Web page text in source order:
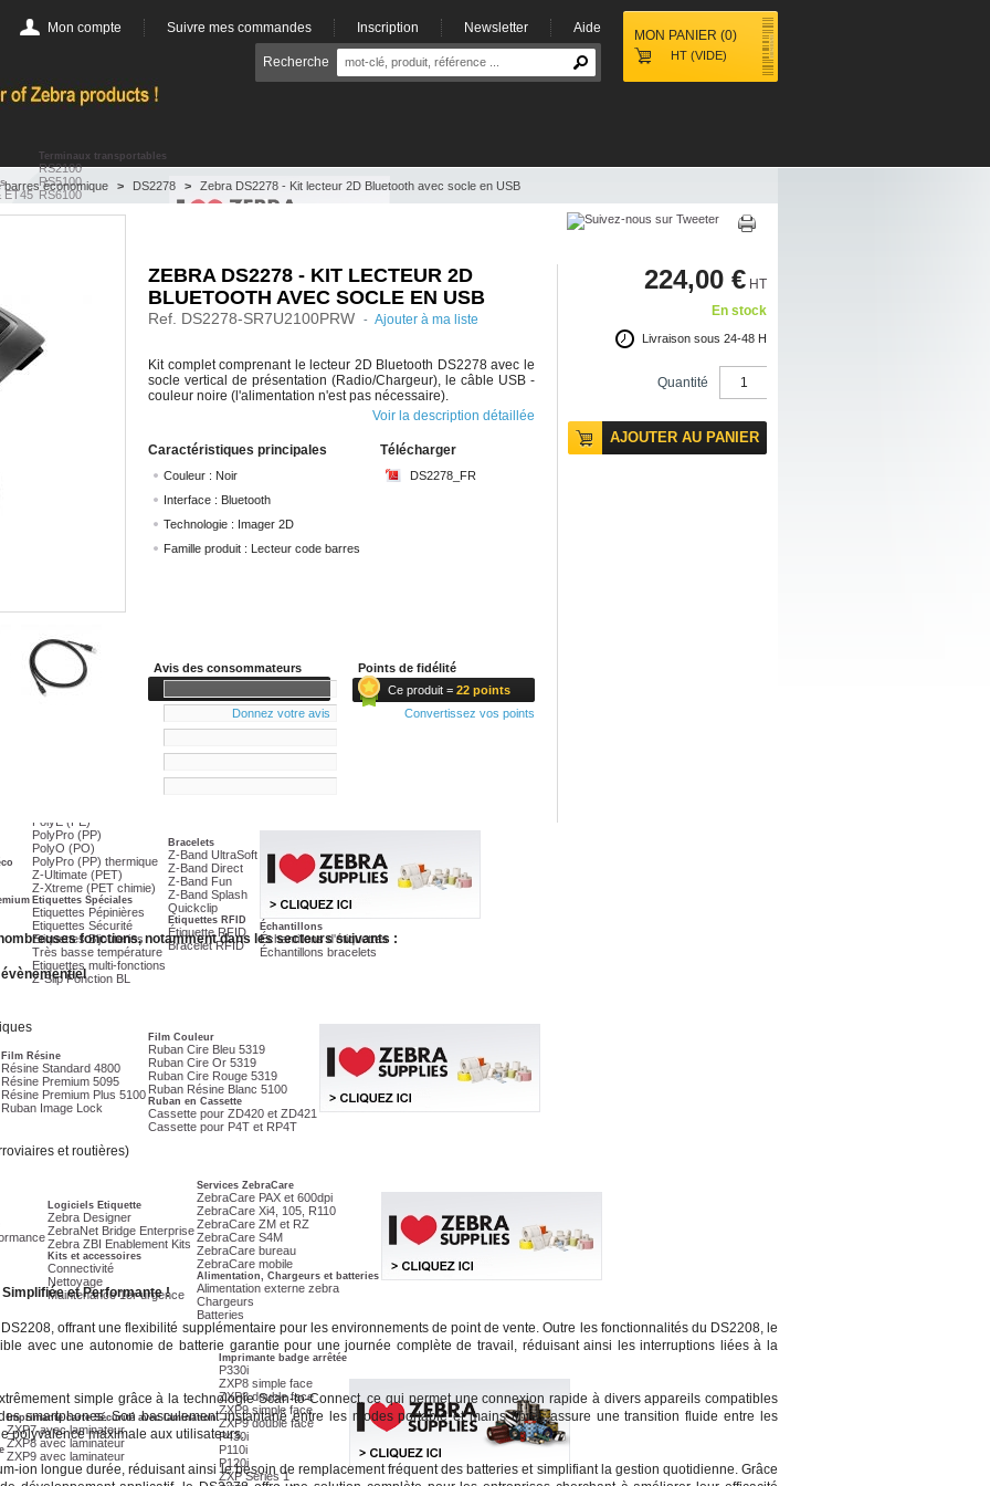
MON PANIER (0)
HT (VIDE)
Mon compte Suivre mes commandes Inscription Newsletter Aide
Recherche
ET45
ET65
Terminaux transportables
RS2100
RS5100
RS6100
WS50
Lecteur code barres industriel
Lecteur code barres point de vente
DS7708
DS4308-HC
Lecteur RFID
RFD40
Haute Performance Blocs d'impressions
GC420
ZT200 Series
ZT420
S4M
QLn Series
PolyE (PE)
PolyPro (PP)
PolyO (PO)
PolyPro (PP) thermique
Z-Ultimate (PET)
Z-Xtreme (PET chimie)
Etiquettes Spéciales
Etiquettes Pépinières
Etiquettes Sécurité
Etiquettes Bijouteries
Très basse température
Etiquettes multi-fonctions
Z-Slip Fonction BL
Bracelets
Z-Band UltraSoft
Z-Band Direct
Z-Band Fun
Z-Band Splash
Quickclip
Etiquettes RFID
Étiquette RFID
Bracelet RFID
Échantillons
Échantillons d'étiquettes
Échantillons bracelets
Film Résine
Résine Standard 4800
Résine Premium 5095
Résine Premium Plus 5100
Ruban Image Lock
Film Couleur
Ruban Cire Bleu 5319
Ruban Cire Or 5319
Ruban Cire Rouge 5319
Ruban Résine Blanc 5100
Ruban en Cassette
Cassette pour ZD420 et ZD421
Cassette pour P4T et RP4T
Logiciels Etiquette
Zebra Designer
ZebraNet Bridge Enterprise
Zebra ZBI Enablement Kits
Kits et accessoires
Connectivité
Nettoyage
Maintenance 1er urgence
Services ZebraCare
ZebraCare PAX et 600dpi
ZebraCare Xi4, 105, R110
ZebraCare ZM et RZ
ZebraCare S4M
ZebraCare bureau
ZebraCare mobile
Alimentation, Chargeurs et batteries
Alimentation externe zebra
Chargeurs
Batteries
Imprimante carte Sécurité avec lamination
ZXP7 avec laminateur
ZXP8 avec laminateur
ZXP9 avec laminateur
Imprimante badge arrêtée
P330i
ZXP8 simple face
ZXP8 double face
ZXP9 simple face
ZXP9 double face
P430i
P110i
P120i
ZXP Series 1
barres économique > DS2278 > Zebra DS2278 - Kit lecteur 2D Bluetooth avec socle en USB
ZEBRA DS2278 - KIT LECTEUR 2D
BLUETOOTH AVEC SOCLE EN USB
Ref. DS2278-SR7U2100PRW - Ajouter à ma liste
224,00 € HT
En stock
Livraison sous 24-48 H
Quantité
Kit complet comprenant le lecteur 2D Bluetooth DS2278 avec le
socle vertical de présentation (Radio/Chargeur), le câble USB -
couleur noire (l'alimentation n'est pas nécessaire).
Voir la description détaillée
Caractéristiques principales
Couleur : Noir
Interface : Bluetooth
Technologie : Imager 2D
Famille produit : Lecteur code barres
Télécharger
DS2278_FR
Avis des consommateurs
Donnez votre avis
Points de fidélité
Ce produit = 22 points
Convertissez vos points
fonctions, notamment dans les secteurs suivants :
et routières)
et Performante!
offrant une flexibilité supplémentaire pour les environnements de point de vente. Outre les fonctionnalités du DS2208, le
avec une autonomie de batterie garantie pour une journée complète de travail, réduisant ainsi les interruptions liées à la
simple grâce à la technologie Scan-to-Connect, ce qui permet une connexion rapide à divers appareils compatibles
smartphones. Son basculement instantané entre les modes portable et mains libres assure une transition fluide entre les
polyvalence maximale aux utilisateurs.
ion longue durée, réduisant ainsi le besoin de remplacement fréquent des batteries et simplifiant la gestion quotidienne. Grâce